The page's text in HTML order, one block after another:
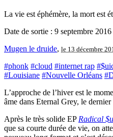
La vie est éphémère, la mort est
Date de sortie : 9 septembre 2016
Mugen le druide, le 13 décembre
#phonk #cloud #internet rap
#Louisiane #Nouvelle Orléans
L’approche de l’hiver est le
âme dans Eternal Grey, le dernier
Après le très solide EP Radical
que sa courte durée de vie, on